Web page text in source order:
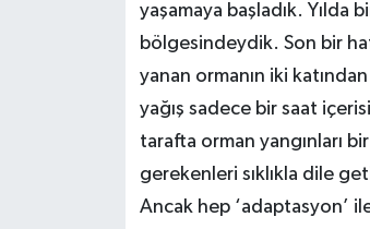
yaşamaya başladık. Yılda
bölgesindeydik. Son bir
yanan ormanın iki
yağış sadece bir saat
tarafta orman yangınları
gerekenleri sıklıkla dile
Ancak hep ‘adaptasyon’